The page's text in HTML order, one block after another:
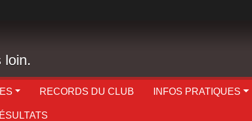
loin.
RECORDS DU CLUB INFOS PRATIQUES